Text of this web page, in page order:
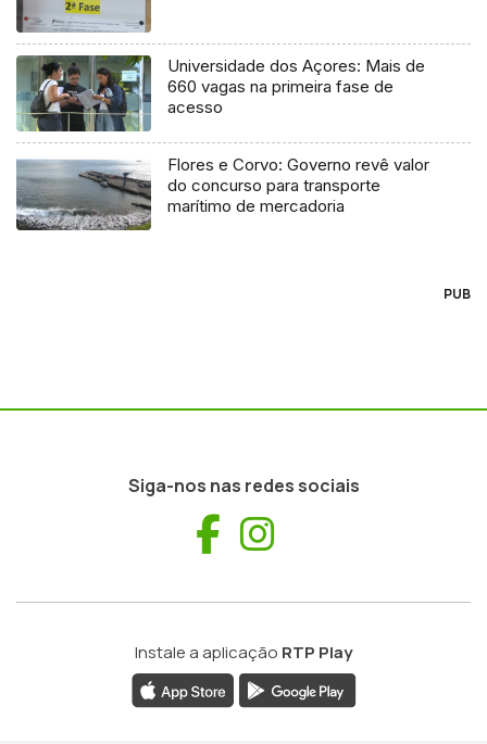
Universidade dos Açores: Mais de
660 vagas na primeira fase de
acesso
Flores e Corvo: Governo revê valor
do concurso para transporte
marítimo de mercadoria
PUB
Siga-nos nas redes sociais
Facebook
Instale a aplicação RTP Play